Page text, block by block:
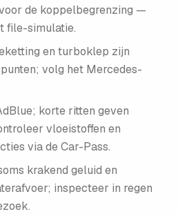
de koppelbegrenzing —
file-simulatie.
en turboklep zijn
volg het Mercedes-
korte ritten geven
vloeistoffen en
via de Car-Pass.
krakend geluid en
inspecteer in regen